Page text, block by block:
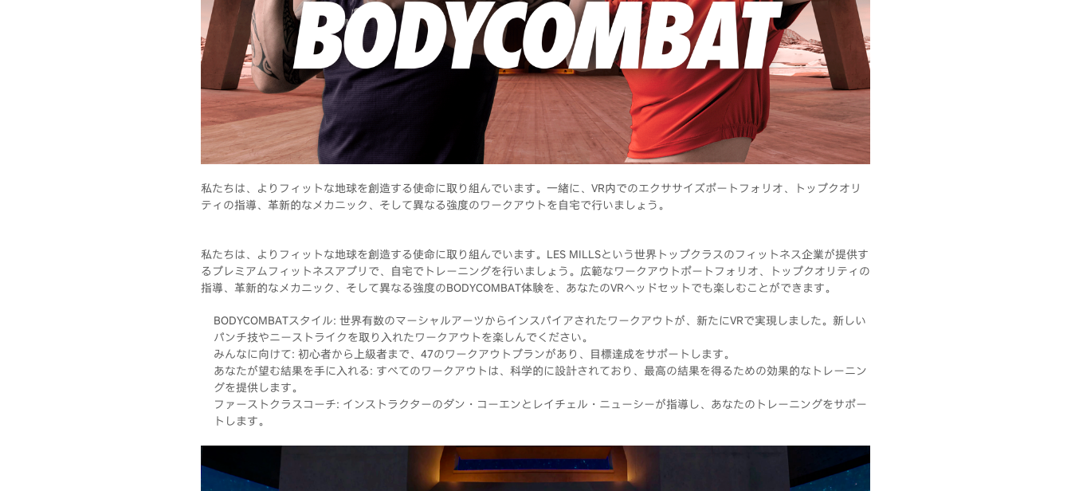
私たちは、よりフィットな地球を創造する使命に取り組んでいます。一緒に、VR内でのエクササイズポートフォリオ、トップクオリ
ティの指導、革新的なメカニック、そして異なる強度のワークアウトを自宅で行いましょう。
私たちは、よりフィットな地球を創造する使命に取り組んでいます。LES MILLSという世界トップクラスのフィットネス企業が提供す
るプレミアムフィットネスアプリで、自宅でトレーニングを行いましょう。広範なワークアウトポートフォリオ、トップクオリティの
指導、革新的なメカニック、そして異なる強度のBODYCOMBAT体験を、あなたのVRヘッドセットでも楽しむことができます。
BODYCOMBATスタイル: 世界有数のマーシャルアーツからインスパイアされたワークアウトが、新たにVRで実現しました。新しい
パンチ技やニーストライクを取り入れたワークアウトを楽しんでください。
みんなに向けて: 初心者から上級者まで、47のワークアウトプランがあり、目標達成をサポートします。
あなたが望む結果を手に入れる: すべてのワークアウトは、科学的に設計されており、最高の結果を得るための効果的なトレーニン
グを提供します。
ファーストクラスコーチ: インストラクターのダン・コーエンとレイチェル・ニューシーが指導し、あなたのトレーニングをサポー
トします。